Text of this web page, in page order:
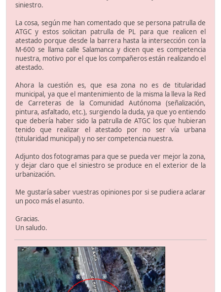
siniestro.
La cosa, según me han comentado que se persona patrulla de
ATGC y estos solicitan patrulla de PL para que realicen el
atestado porque desde la barrera hasta la intersección con la
M-600 se llama calle Salamanca y dicen que es competencia
nuestra, motivo por el que los compañeros están realizando el
atestado.
Ahora la cuestión es, que esa zona no es de titularidad
municipal, ya que el mantenimiento de la misma la lleva la Red
de Carreteras de la Comunidad Autónoma (señalización,
pintura, asfaltado, etc.), surgiendo la duda, ya que yo entiendo
que debería haber sido la patrulla de ATGC los que hubieran
tenido que realizar el atestado por no ser vía urbana
(titularidad municipal) y no ser competencia nuestra.
Adjunto dos fotogramas para que se pueda ver mejor la zona,
y dejar claro que el siniestro se produce en el exterior de la
urbanización.
Me gustaría saber vuestras opiniones por si se pudiera aclarar
un poco más el asunto.
Gracias.
Un saludo.